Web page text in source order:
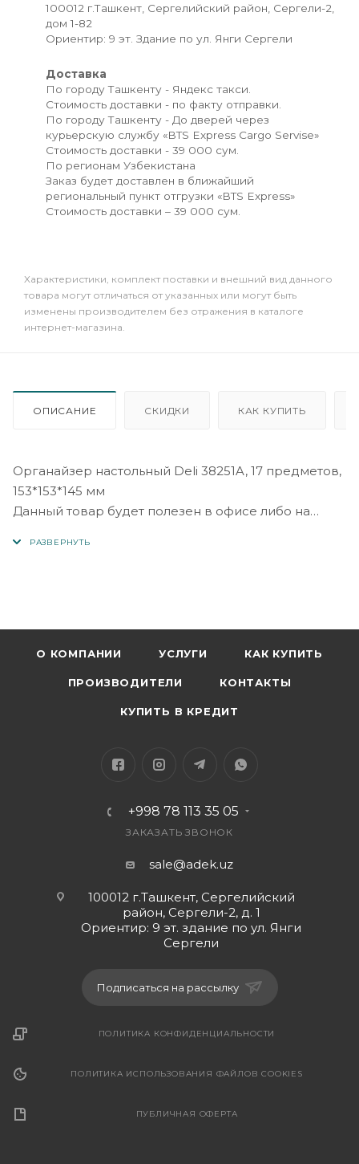
100012 г.Ташкент, Сергелийский район, Сергели-2,
дом 1-82
Ориентир: 9 эт. Здание по ул. Янги Сергели
Доставка
По городу Ташкенту - Яндекс такси.
Стоимость доставки - по факту отправки.
По городу Ташкенту - До дверей через
курьерскую службу «BTS Express Cargo Servise»
Стоимость доставки - 39 000 сум.
По регионам Узбекистана
Заказ будет доставлен в ближайший
региональный пункт отгрузки «BTS Express»
Стоимость доставки – 39 000 сум.
Xарактеристики, комплект поставки и внешний вид данного
товара могут отличаться от указанных или могут быть
изменены производителем без отражения в каталоге
интернет-магазина.
ОПИСАНИЕ СКИДКИ КАК КУПИТЬ
Органайзер настольный Deli 38251A, 17 предметов,
153*153*145 мм
Данный товар будет полезен в офисе либо на
О КОМПАНИИ УСЛУГИ КАК КУПИТЬ
ПРОИЗВОДИТЕЛИ КОНТАКТЫ
КУПИТЬ В КРЕДИТ
+998 78 113 35 05
ЗАКАЗАТЬ ЗВОНОК
sale@adek.uz
100012 г.Ташкент, Сергелийский
район, Сергели-2, д. 1
Ориентир: 9 эт. здание по ул. Янги
Сергели
Подписаться на рассылку
ПОЛИТИКА КОНФИДЕНЦИАЛЬНОСТИ
ПОЛИТИКА ИСПОЛЬЗОВАНИЯ ФАЙЛОВ COOKIES
ПУБЛИЧНАЯ ОФЕРТА